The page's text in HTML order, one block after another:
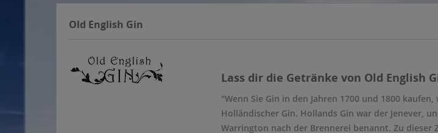
Old English Gin
Lass dir die Getränke von Old English
"Wenn Sie Gin in den Jahren 1700 und 1800
Holländischer Gin. Hollands Gin war der Jenever,
Warrington nach der Brennerei benannt. Zu